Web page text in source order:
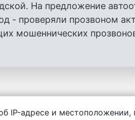
На предложение
- проверяли прозвоном
мошеннических
любой другой
IP-адресе и